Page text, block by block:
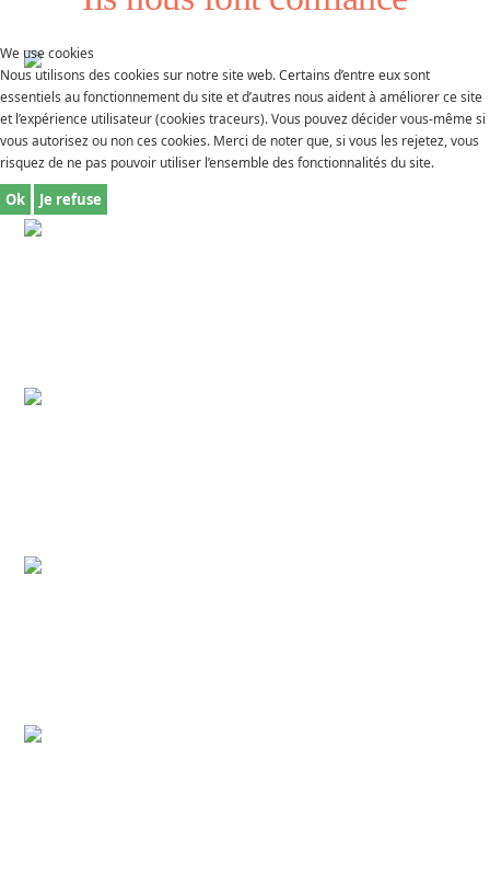
We use cookies
Nous utilisons des cookies sur notre site web. Certains d’entre eux sont
essentiels au fonctionnement du site et d’autres nous aident à améliorer ce site
et l’expérience utilisateur (cookies traceurs). Vous pouvez décider vous-même si
vous autorisez ou non ces cookies. Merci de noter que, si vous les rejetez, vous
risquez de ne pas pouvoir utiliser l’ensemble des fonctionnalités du site.
Ok Je refuse